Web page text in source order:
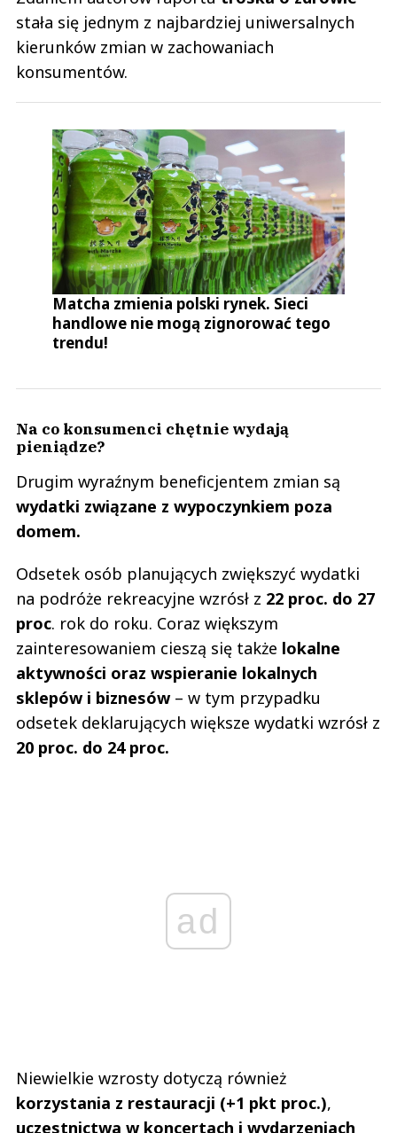
stała się jednym z najbardziej uniwersalnych
kierunków zmian w zachowaniach
konsumentów.
Matcha zmienia polski rynek. Sieci
handlowe nie mogą zignorować tego
trendu!
Na co konsumenci chętnie wydają
pieniądze?
Drugim wyraźnym beneficjentem zmian są
wydatki związane z wypoczynkiem poza
domem.
Odsetek osób planujących zwiększyć wydatki
na podróże rekreacyjne wzrósł z 22 proc. do 27
proc. rok do roku. Coraz większym
zainteresowaniem cieszą się także lokalne
aktywności oraz wspieranie lokalnych
sklepów i biznesów – w tym przypadku
odsetek deklarujących większe wydatki wzrósł z
20 proc. do 24 proc.
ad
Niewielkie wzrosty dotyczą również
korzystania z restauracji (+1 pkt proc.),
uczestnictwa w koncertach i wydarzeniach